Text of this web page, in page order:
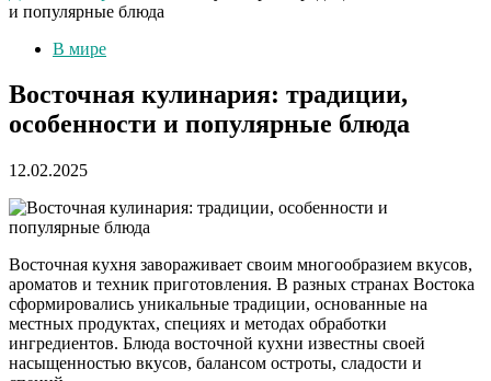
и популярные блюда
В мире
Восточная кулинария: традиции,
особенности и популярные блюда
12.02.2025
Восточная кухня завораживает своим многообразием вкусов,
ароматов и техник приготовления. В разных странах Востока
сформировались уникальные традиции, основанные на
местных продуктах, специях и методах обработки
ингредиентов. Блюда восточной кухни известны своей
насыщенностью вкусов, балансом остроты, сладости и